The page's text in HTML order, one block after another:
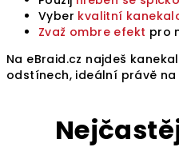
Vyber kvalitní
Zvaž ombre efekt pro
Na eBraid.cz najdeš
odstínech, ideální právě